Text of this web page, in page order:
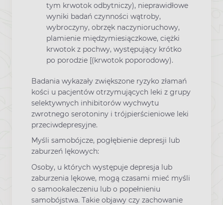
tym krwotok odbytniczy), nieprawidłowe
wyniki badań czynności wątroby,
wybroczyny, obrzęk naczynioruchowy,
plamienie międzymiesiączkowe, ciężki
krwotok z pochwy, występujący krótko
po porodzie [(krwotok poporodowy).
Badania wykazały zwiększone ryzyko złamań
kości u pacjentów otrzymujących leki z grupy
selektywnych inhibitorów wychwytu
zwrotnego serotoniny i trójpierścieniowe leki
przeciwdepresyjne.
Myśli samobójcze, pogłębienie depresji lub
zaburzeń lękowych:
Osoby, u których występuje depresja lub
zaburzenia lękowe, mogą czasami mieć myśli
o samookaleczeniu lub o popełnieniu
samobójstwa. Takie objawy czy zachowanie